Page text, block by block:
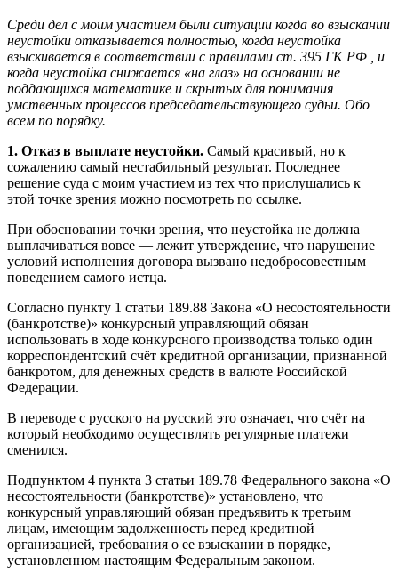
Среди дел с моим участием были ситуации когда во взыскании
неустойки отказывается полностью, когда неустойка
взыскивается в соответствии с правилами ст. 395 ГК РФ , и
когда неустойка снижается «на глаз» на основании не
поддающихся математике и скрытых для понимания
умственных процессов председательствующего судьи. Обо
всем по порядку.
1. Отказ в выплате неустойки. Самый красивый, но к
сожалению самый нестабильный результат. Последнее
решение суда с моим участием из тех что прислушались к
этой точке зрения можно посмотреть по ссылке.
При обосновании точки зрения, что неустойка не должна
выплачиваться вовсе — лежит утверждение, что нарушение
условий исполнения договора вызвано недобросовестным
поведением самого истца.
Согласно пункту 1 статьи 189.88 Закона «О несостоятельности
(банкротстве)» конкурсный управляющий обязан
использовать в ходе конкурсного производства только один
корреспондентский счёт кредитной организации, признанной
банкротом, для денежных средств в валюте Российской
Федерации.
В переводе с русского на русский это означает, что счёт на
который необходимо осуществлять регулярные платежи
сменился.
Подпунктом 4 пункта 3 статьи 189.78 Федерального закона «О
несостоятельности (банкротстве)» установлено, что
конкурсный управляющий обязан предъявить к третьим
лицам, имеющим задолженность перед кредитной
организацией, требования о ее взыскании в порядке,
установленном настоящим Федеральным законом.